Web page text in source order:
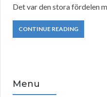
Det var den stora fördelen
CONTINUE READING
Menu